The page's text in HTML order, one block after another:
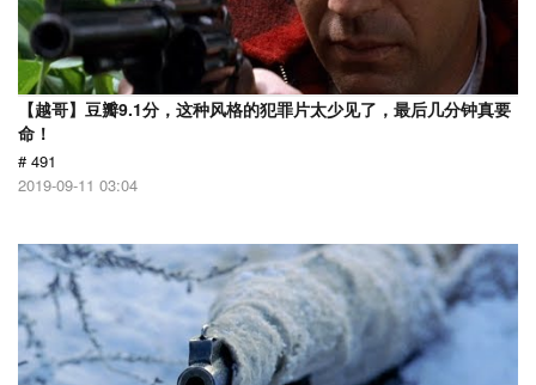
【越哥】豆瓣9.1分，这种风格的犯罪片太少见了，最后几分钟真要
命！
# 491
2019-09-11 03:04